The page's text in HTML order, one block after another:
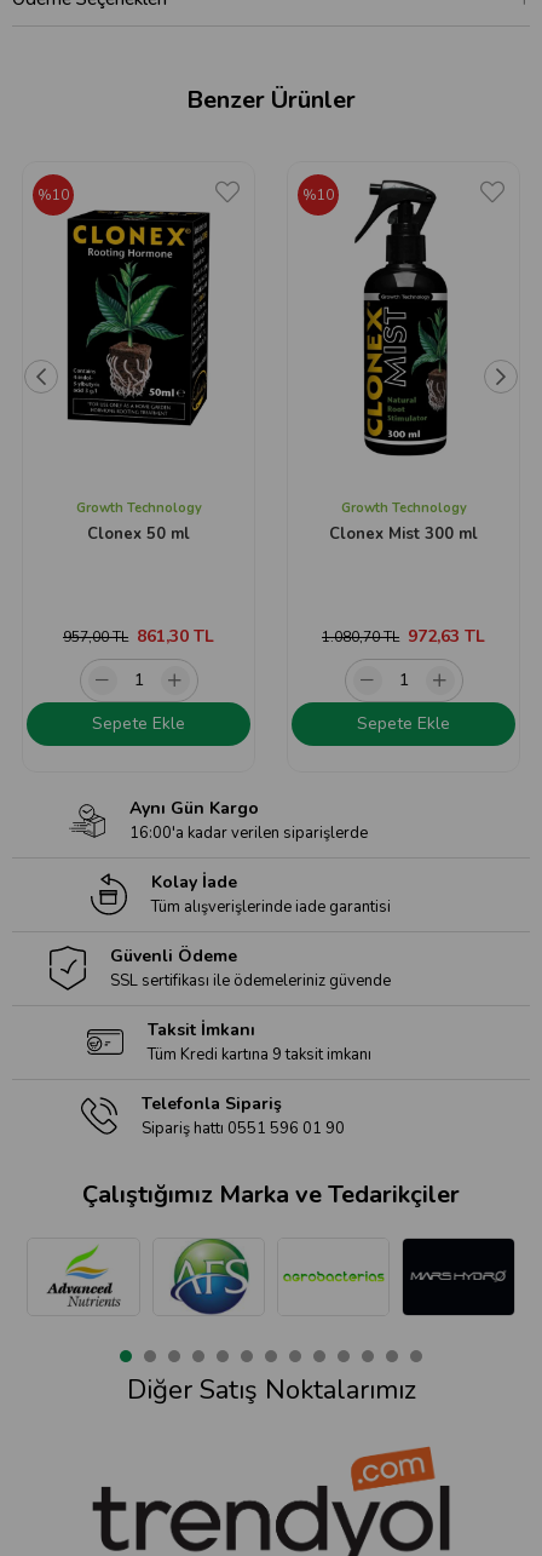
Benzer Ürünler
Growth Technology
Clonex 50 ml
861,30 TL
957,00 TL
%10
Sepete Ekle
Growth Technology
Clonex Mist 300 ml
972,63 TL
1.080,70 TL
%10
Sepete Ekle
Aynı Gün Kargo
16:00'a kadar verilen siparişlerde
Kolay İade
Tüm alışverişlerinde iade garantisi
Güvenli Ödeme
SSL sertifikası ile ödemeleriniz güvende
Taksit İmkanı
Tüm Kredi kartına 9 taksit imkanı
Telefonla Sipariş
Sipariş hattı 0551 596 01 90
Çalıştığımız Marka ve Tedarikçiler
Diğer Satış Noktalarımız